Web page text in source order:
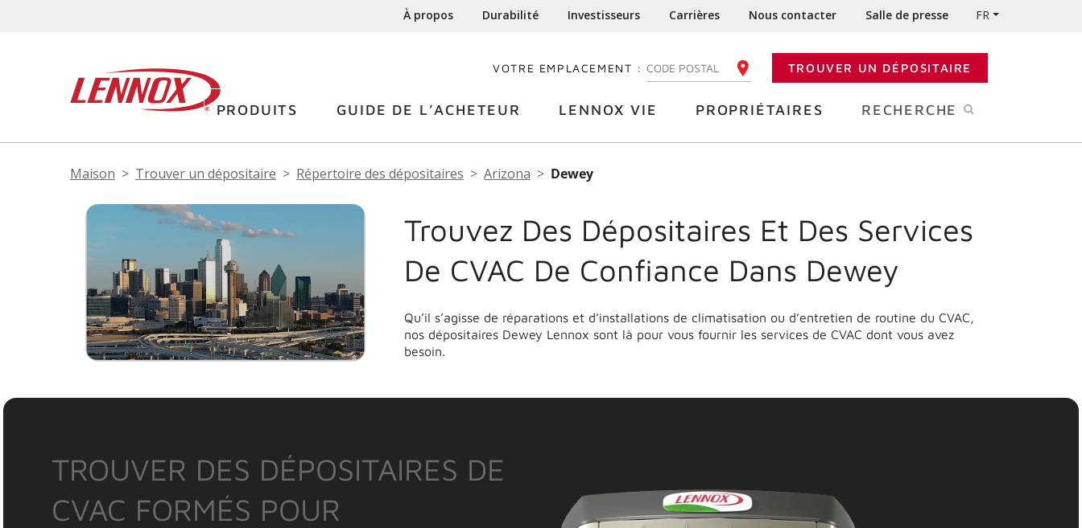
À propos Durabilité Investisseurs Carrières Nous contacter Salle de presse FR
VOTRE EMPLACEMENT : ENTREZ VOTRE CODE POSTALTROUVER UN DÉPOSITAIRE
PRODUITS GUIDE DE L’ACHETEUR LENNOX VIE PROPRIÉTAIRES RECHERCHE
Maison Trouver un dépositaire Répertoire des dépositaires Arizona Dewey
Trouvez Des Dépositaires Et Des Services
De CVAC De Confiance Dans Dewey
Qu’il s’agisse de réparations et d’installations de climatisation ou d’entretien de routine du CVAC,
nos dépositaires Dewey Lennox sont là pour vous fournir les services de CVAC dont vous avez
besoin.
TROUVER DES DÉPOSITAIRES DE
CVAC FORMÉS POUR